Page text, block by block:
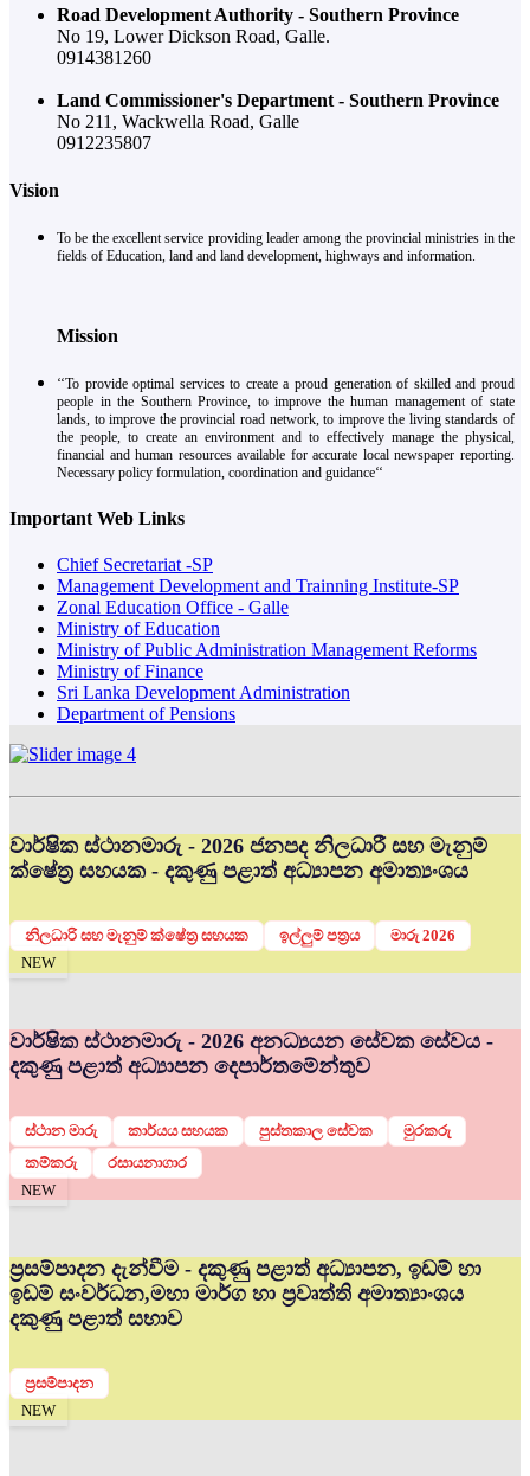
Road Development Authority - Southern Province
No 19, Lower Dickson Road, Galle.
0914381260
Land Commissioner's Department - Southern Province
No 211, Wackwella Road, Galle
0912235807
Vision
To be the excellent service providing leader among the provincial ministries in the
fields of Education, land and land development, highways and information.
Mission
‘‘To provide optimal services to create a proud generation of skilled and proud
people in the Southern Province, to improve the human management of state
lands, to improve the provincial road network, to improve the living standards of
the people, to create an environment and to effectively manage the physical,
financial and human resources available for accurate local newspaper reporting.
Necessary policy formulation, coordination and guidance‘‘
Important Web Links
Chief Secretariat -SP
Management Development and Trainning Institute-SP
Zonal Education Office - Galle
Ministry of Education
Ministry of Public Administration Management Reforms
Ministry of Finance
Sri Lanka Development Administration
Department of Pensions
වාර්ෂික ස්ථානමාරු - 2026 ජනපද නිලධාරී සහ මැනුම්
ක්ෂේත්‍ර සහයක - දකුණු පළාත් අධ්‍යාපන අමාත්‍යංශය
නිලධාරි සහ මැනුම් ක්ෂේත්‍ර සහයක ඉල්ලුම් පත්‍රය
මාරු 2026
NEW
වාර්ෂික ස්ථානමාරු - 2026 අනධ්‍යයන සේවක සේවය -
දකුණු පළාත් අධ්‍යාපන දෙපාර්තමේන්තුව
ස්ථාන මාරු කාර්යය සහයක පුස්තකාල සේවක
මුරකරු
කම්කරු
රසායනාගාර
NEW
ප්‍රසම්පාදන දැන්වීම - දකුණු පළාත් අධ්‍යාපන, ඉඩම් හා
ඉඩම් සංවර්ධන,මහා මාර්ග හා ප්‍රවෘත්ති අමාත්‍යාංශය
දකුණු පළාත් සභාව
ප්‍රසම්පාදන
NEW